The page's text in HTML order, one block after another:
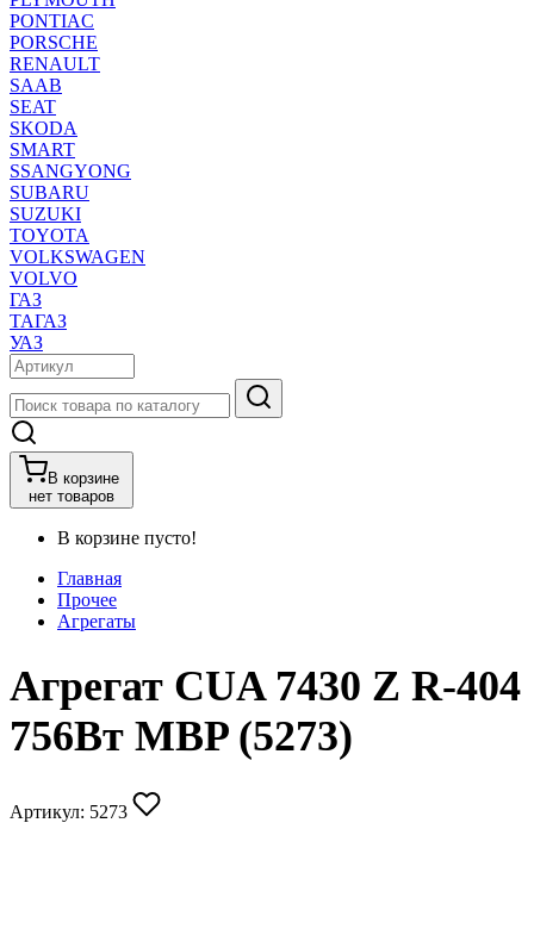
PONTIAC
PORSCHE
RENAULT
SAAB
SEAT
SKODA
SMART
SSANGYONG
SUBARU
SUZUKI
TOYOTA
VOLKSWAGEN
VOLVO
ГАЗ
ТАГАЗ
УАЗ
В корзине
нет товаров
В корзине пусто!
Главная
Прочее
Агрегаты
Агрегат CUA 7430 Z R-404
756Вт MBP (5273)
Артикул: 5273